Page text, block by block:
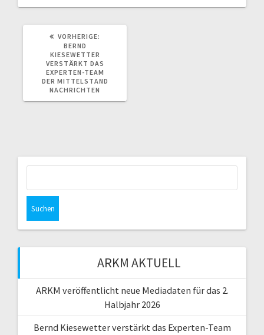
VORHERIGE:
BERND
KIESEWETTER
VERSTÄRKT DAS
EXPERTEN-TEAM
DER MITTELSTAND
NACHRICHTEN
ARKM AKTUELL
ARKM veröffentlicht neue Mediadaten für das 2.
Halbjahr 2026
Bernd Kiesewetter verstärkt das Experten-Team